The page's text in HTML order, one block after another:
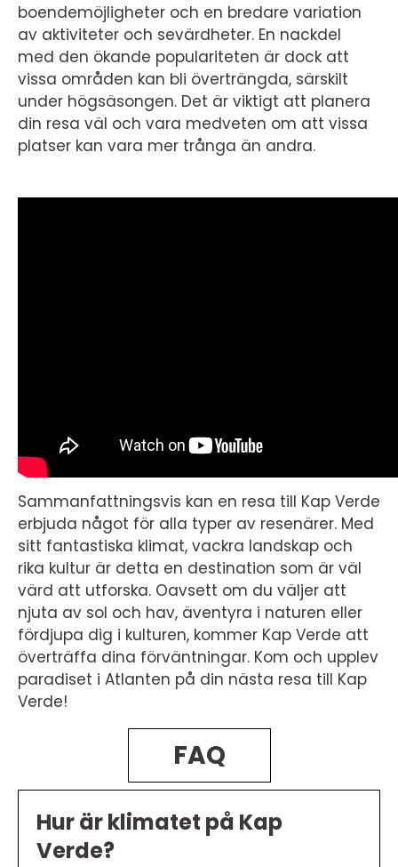
boendemöjligheter och en bredare variation
av aktiviteter och sevärdheter. En nackdel
med den ökande populariteten är dock att
vissa områden kan bli överträngda, särskilt
under högsäsongen. Det är viktigt att planera
din resa väl och vara medveten om att vissa
platser kan vara mer trånga än andra.
Sammanfattningsvis kan en resa till Kap Verde
erbjuda något för alla typer av resenärer. Med
sitt fantastiska klimat, vackra landskap och
rika kultur är detta en destination som är väl
värd att utforska. Oavsett om du väljer att
njuta av sol och hav, äventyra i naturen eller
fördjupa dig i kulturen, kommer Kap Verde att
överträffa dina förväntningar. Kom och upplev
paradiset i Atlanten på din nästa resa till Kap
Verde!
FAQ
Hur är klimatet på Kap
Verde?